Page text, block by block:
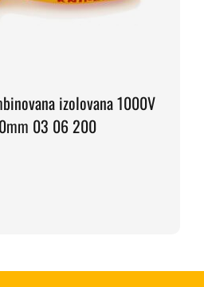
izolovana 1000V
03 06 200